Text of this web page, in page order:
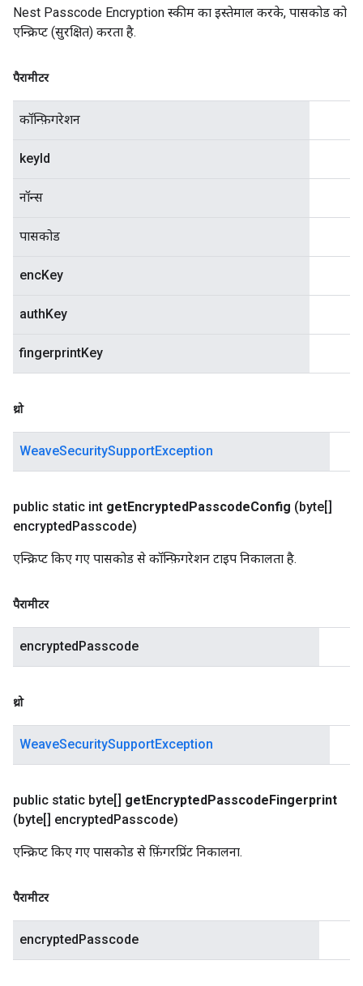
Nest Passcode Encryption स्कीम का इस्तेमाल करके, पासकोड को
एन्क्रिप्ट (सुरक्षित) करता है.
पैरामीटर
कॉन्फ़िगरेशन
keyId
नॉन्स
पासकोड
encKey
authKey
fingerprintKey
थ्रो
WeaveSecuritySupportException
public static int getEncryptedPasscodeConfig (byte[]
encryptedPasscode)
एन्क्रिप्ट किए गए पासकोड से कॉन्फ़िगरेशन टाइप निकालता है.
पैरामीटर
encryptedPasscode
थ्रो
WeaveSecuritySupportException
public static byte[] getEncryptedPasscodeFingerprint
(byte[] encryptedPasscode)
एन्क्रिप्ट किए गए पासकोड से फ़िंगरप्रिंट निकालना.
पैरामीटर
encryptedPasscode